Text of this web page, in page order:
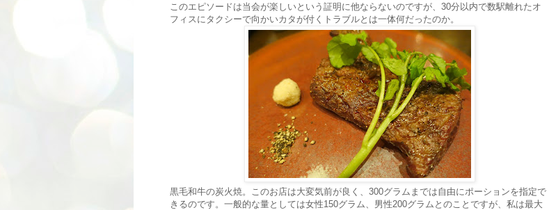
このエピソードは当会が楽しいという証明に他ならないのですが、30分以内で数駅離れたオ
フィスにタクシーで向かいカタが付くトラブルとは一体何だったのか。
黒毛和牛の炭火焼。このお店は大変気前が良く、300グラムまでは自由にポーションを指定で
きるのです。一般的な量としては女性150グラム、男性200グラムとのことですが、私は最大